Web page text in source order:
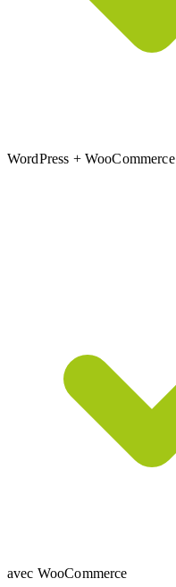
WordPress + WooCommerce
avec WooCommerce